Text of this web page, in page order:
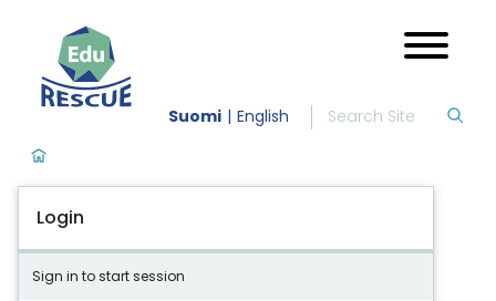
Suomi English
Login
Sign in to start session